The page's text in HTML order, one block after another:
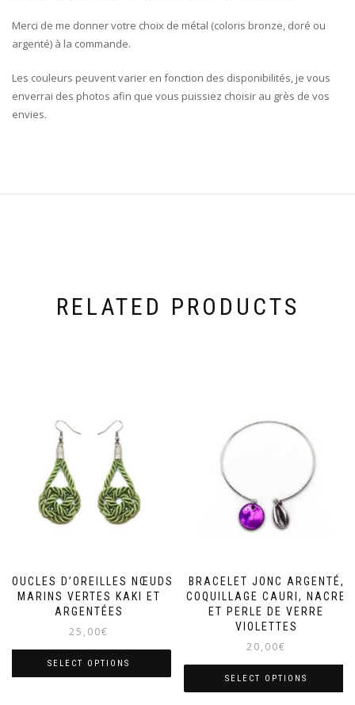
Merci de me donner votre choix de métal (coloris bronze, doré ou
argenté) à la commande.
Les couleurs peuvent varier en fonction des disponibilités, je vous
enverrai des photos afin que vous puissiez choisir au grès de vos
envies.
RELATED PRODUCTS
BOUCLES D’OREILLES NŒUDS
MARINS VERTES KAKI ET
ARGENTÉES
25,00€
SELECT OPTIONS
BRACELET JONC ARGENTÉ,
COQUILLAGE CAURI, NACRE
ET PERLE DE VERRE
VIOLETTES
20,00€
SELECT OPTIONS